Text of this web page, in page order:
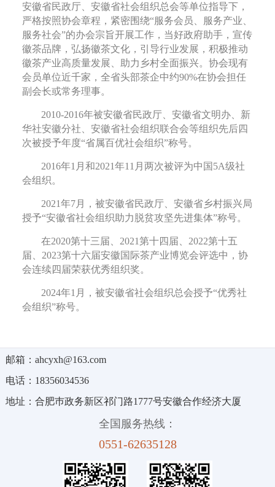
安徽省民政厅、安徽省社会组织总会等单位指导下，
严格按照协会章程，紧密围绕“服务会员、服务产业、
服务社会”的办会宗旨开展工作，当好政府助手，宣传
徽茶品牌，弘扬徽茶文化，引导行业发展，积极推动
徽茶产业高质量发展、助力乡村全面振兴。协会现有
会员单位近千家，全省头部茶企中约90%在协会担任
副会长或常务理事。
2010-2016年被安徽省民政厅、安徽省文明办、新
华社安徽分社、安徽省社会组织联合会等组织先后四
次被授予年度“省属百优社会组织”称号。
2016年1月和2021年11月两次被评为中国5A级社
会组织。
2021年7月，被安徽省民政厅、安徽省乡村振兴局
授予“安徽省社会组织助力脱贫攻坚先进集体”称号。
在2020第十三届、2021第十四届、2022第十五
届、2023第十六届安徽国际茶产业博览会评选中，协
会连续四届荣获优秀组织奖。
2024年1月，被安徽省社会组织总会授予“优秀社
会组织”称号。
邮箱：ahcyxh@163.com
电话：18356034536
地址：合肥巿政务新区祁门路1777号安徽合作经济大厦
全国服务热线：
0551-62635128